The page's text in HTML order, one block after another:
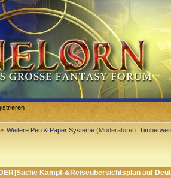
Weitere Pen & Paper Systeme (Moderatoren:
Kampf-&Reiseübersichtsplan auf